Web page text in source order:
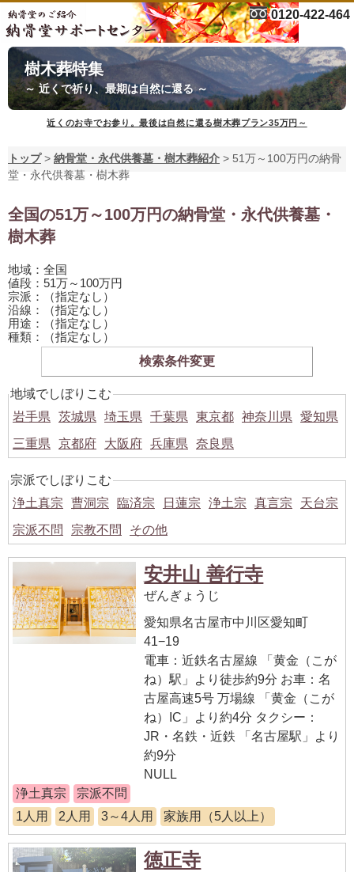
0120-422-464
樹木葬特集
～ 近くで祈り、最期は自然に還る ～
近くのお寺でお参り。最後は自然に還る樹木葬プラン35万円～
トップ> 納骨堂・永代供養墓・樹木葬紹介 > 51万～100万円の納骨
堂・永代供養墓・樹木葬
全国の51万～100万円の納骨堂・永代供養墓・
樹木葬
地域：全国
値段：51万～100万円
宗派：（指定なし）
沿線：（指定なし）
用途：（指定なし）
種類：（指定なし）
検索条件変更
地域でしぼりこむ
岩手県
茨城県 埼玉県 千葉県 東京都 神奈川県
愛知県
三重県
京都府 大阪府 兵庫県 奈良県
宗派でしぼりこむ
浄土真宗
曹洞宗 臨済宗 日蓮宗 浄土宗 真言宗
天台宗
宗派不問
宗教不問 その他
安井山 善行寺
ぜんぎょうじ
愛知県名古屋市中川区愛知町
41−19
電車：近鉄名古屋線 「黄金（こが
ね）駅」より徒歩約9分 お車：名
古屋高速5号 万場線 「黄金（こが
ね）IC」より約4分 タクシー：
JR・名鉄・近鉄 「名古屋駅」より
約9分
NULL
浄土真宗
宗派不問
1人用
2人用 3～4人用 家族用（5人以上）
徳正寺